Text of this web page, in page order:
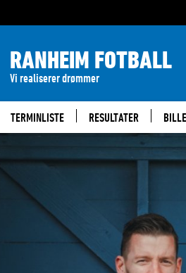
RANHEIM FOTBALL
Vi realiserer drømmer
TERMINLISTE RESULTATER